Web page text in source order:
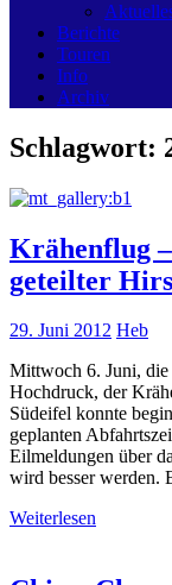
Berichte
Touren
Info
Archiv
Schlagwort:
Krähenflug –
geteilter
29. Juni 2012 Heb
Mittwoch 6. Juni, die
Hochdruck, der
Südeifel konnte
geplanten
Eilmeldungen über
wird besser werden.
Weiterlesen